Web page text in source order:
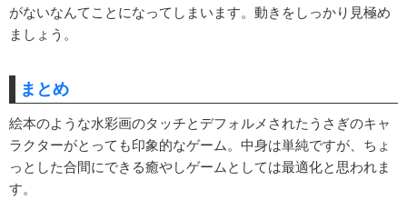
がないなんてことになってしまいます。動きをしっかり見極め
ましょう。
まとめ
絵本のような水彩画のタッチとデフォルメされたうさぎのキャ
ラクターがとっても印象的なゲーム。中身は単純ですが、ちょ
っとした合間にできる癒やしゲームとしては最適化と思われま
す。